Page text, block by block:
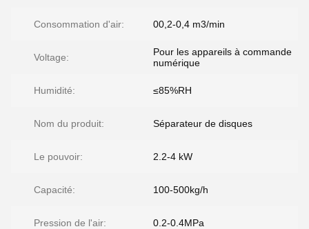
Consommation d'air: 00,2-0,4 m3/min
Voltage:
Pour les appareils à commande
numérique
Humidité: ≤85%RH
Nom du produit: Séparateur de disques
Le pouvoir: 2.2-4 kW
Capacité: 100-500kg/h
Pression de l'air: 0.2-0.4MPa